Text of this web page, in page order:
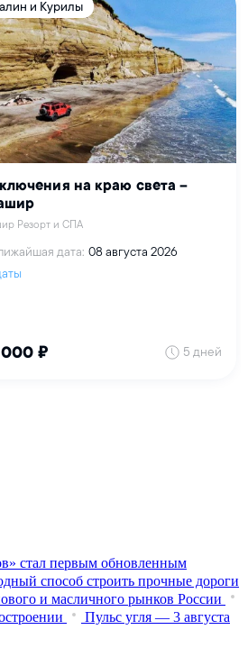
стал первым обновленным
способ строить прочные дороги
и масличного рынков России
Пульс угля — 3 августа